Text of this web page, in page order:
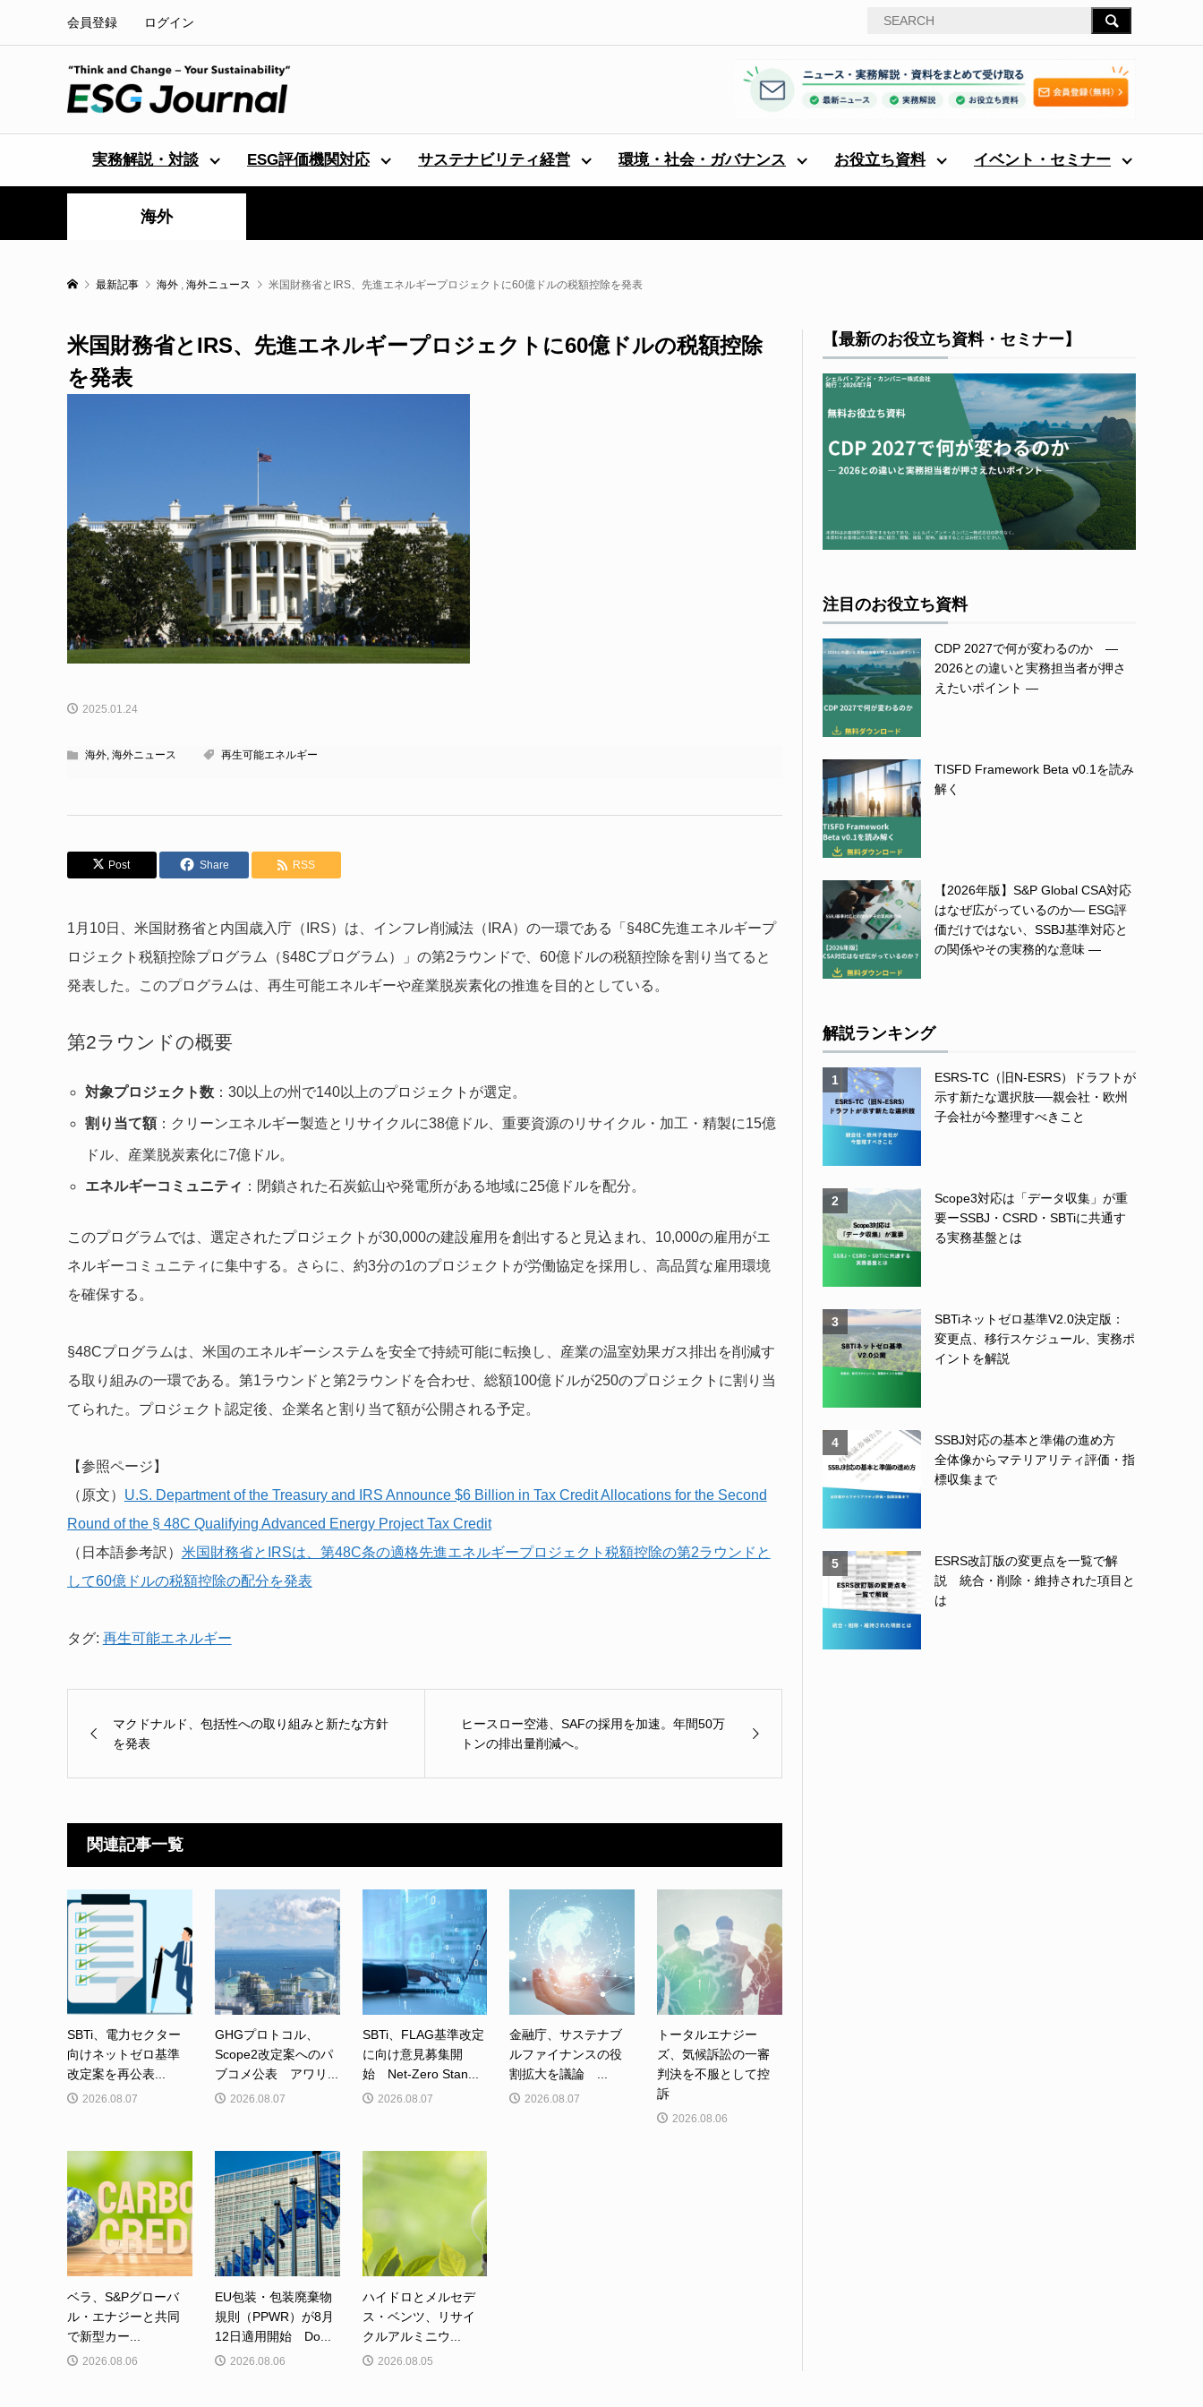
会員登録 ログイン
実務解説・対談 ESG評価機関対応 サステナビリティ経営 環境・社会・ガバナンス お役立ち資料 イベント・セミナー
海外
最新記事 海外 , 海外ニュース 米国財務省とIRS、先進エネルギープロジェクトに60億ドルの税額控除を発表
米国財務省とIRS、先進エネルギープロジェクトに60億ドルの税額控除
を発表
2025.01.24
海外, 海外ニュース 再生可能エネルギー
Post Share RSS
1月10日、米国財務省と内国歳入庁（IRS）は、インフレ削減法（IRA）の一環である「§48C先進エネルギープ
ロジェクト税額控除プログラム（§48Cプログラム）」の第2ラウンドで、60億ドルの税額控除を割り当てると
発表した。このプログラムは、再生可能エネルギーや産業脱炭素化の推進を目的としている。
第2ラウンドの概要
対象プロジェクト数 ：30以上の州で140以上のプロジェクトが選定。
割り当て額：クリーンエネルギー製造とリサイクルに38億ドル、重要資源のリサイクル・加工・精製に15億
ドル、産業脱炭素化に7億ドル。
エネルギーコミュニティ ：閉鎖された石炭鉱山や発電所がある地域に25億ドルを配分。
このプログラムでは、選定されたプロジェクトが30,000の建設雇用を創出すると見込まれ、10,000の雇用がエ
ネルギーコミュニティに集中する。さらに、約3分の1のプロジェクトが労働協定を採用し、高品質な雇用環境
を確保する。
§48Cプログラムは、米国のエネルギーシステムを安全で持続可能に転換し、産業の温室効果ガス排出を削減す
る取り組みの一環である。第1ラウンドと第2ラウンドを合わせ、総額100億ドルが250のプロジェクトに割り当
てられた。プロジェクト認定後、企業名と割り当て額が公開される予定。
【参照ページ】
（原文） U.S. Department of the Treasury and IRS Announce $6 Billion in Tax Credit Allocations for the Second
Round of the § 48C Qualifying Advanced Energy Project Tax Credit
（日本語参考訳） 米国財務省とIRSは、第48C条の適格先進エネルギープロジェクト税額控除の第2ラウンドと
して60億ドルの税額控除の配分を発表
タグ: 再生可能エネルギー
マクドナルド、包括性への取り組みと新たな方針
を発表
ヒースロー空港、SAFの採用を加速。年間50万
トンの排出量削減へ。
関連記事一覧
SBTi、電力セクター
向けネットゼロ基準
改定案を再公表...
2026.08.07
GHGプロトコル、
Scope2改定案へのパ
ブコメ公表 アワリ...
2026.08.07
SBTi、FLAG基準改定
に向け意見募集開
始 Net-Zero Stan...
2026.08.07
金融庁、サステナブ
ルファイナンスの役
割拡大を議論 ...
2026.08.07
トータルエナジー
ズ、気候訴訟の一審
判決を不服として控
訴
2026.08.06
ベラ、S&Pグローバ
ル・エナジーと共同
で新型カー...
2026.08.06
EU包装・包装廃棄物
規則（PPWR）が8月
12日適用開始 Do...
2026.08.06
ハイドロとメルセデ
ス・ベンツ、リサイ
クルアルミニウ...
2026.08.05
【最新のお役立ち資料・セミナー】
注目のお役立ち資料
CDP 2027で何が変わるのか ―
2026との違いと実務担当者が押さ
えたいポイント ―
TISFD Framework Beta v0.1を読み
解く
【2026年版】S&P Global CSA対応
はなぜ広がっているのか― ESG評
価だけではない、SSBJ基準対応と
の関係やその実務的な意味 ―
解説ランキング
1
ESRS-TC（旧N-ESRS）ドラフトが
示す新たな選択肢──親会社・欧州
子会社が今整理すべきこと
2
Scope3対応は「データ収集」が重
要ーSSBJ・CSRD・SBTiに共通す
る実務基盤とは
3
SBTiネットゼロ基準V2.0決定版：
変更点、移行スケジュール、実務ポ
イントを解説
4
SSBJ対応の基本と準備の進め方
全体像からマテリアリティ評価・指
標収集まで
5
ESRS改訂版の変更点を一覧で解
説 統合・削除・維持された項目と
は